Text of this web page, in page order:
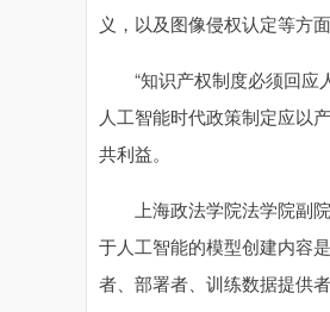
义，以及图像侵权认定等方面
“知识产权制度必须回应人
人工智能时代政策制定应以
共利益。
上海政法学院法学院副院
于人工智能的模型创建内容
者、部署者、训练数据提供